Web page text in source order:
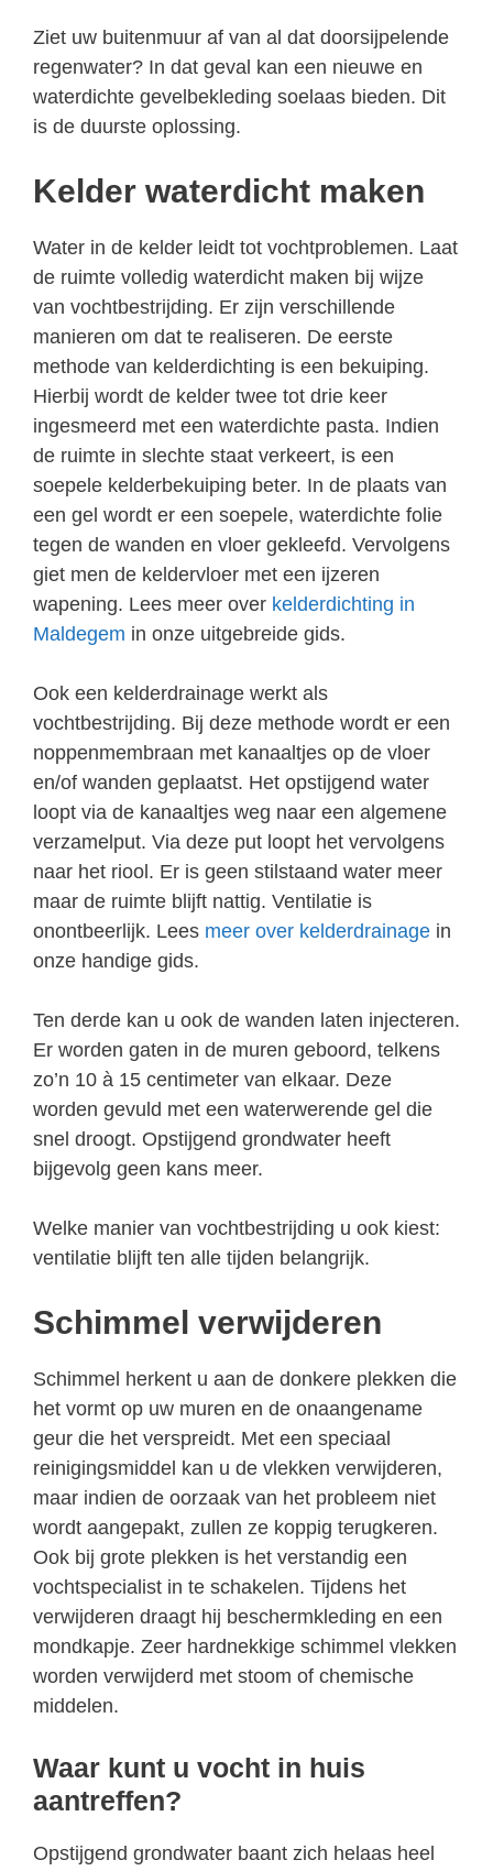
Ziet uw buitenmuur af van al dat doorsijpelende
regenwater? In dat geval kan een nieuwe en
waterdichte gevelbekleding soelaas bieden. Dit
is de duurste oplossing.
Kelder waterdicht maken
Water in de kelder leidt tot vochtproblemen. Laat
de ruimte volledig waterdicht maken bij wijze
van vochtbestrijding. Er zijn verschillende
manieren om dat te realiseren. De eerste
methode van kelderdichting is een bekuiping.
Hierbij wordt de kelder twee tot drie keer
ingesmeerd met een waterdichte pasta. Indien
de ruimte in slechte staat verkeert, is een
soepele kelderbekuiping beter. In de plaats van
een gel wordt er een soepele, waterdichte folie
tegen de wanden en vloer gekleefd. Vervolgens
giet men de keldervloer met een ijzeren
wapening. Lees meer over kelderdichting in
Maldegem in onze uitgebreide gids.
Ook een kelderdrainage werkt als
vochtbestrijding. Bij deze methode wordt er een
noppenmembraan met kanaaltjes op de vloer
en/of wanden geplaatst. Het opstijgend water
loopt via de kanaaltjes weg naar een algemene
verzamelput. Via deze put loopt het vervolgens
naar het riool. Er is geen stilstaand water meer
maar de ruimte blijft nattig. Ventilatie is
onontbeerlijk. Lees meer over kelderdrainage in
onze handige gids.
Ten derde kan u ook de wanden laten injecteren.
Er worden gaten in de muren geboord, telkens
zo’n 10 à 15 centimeter van elkaar. Deze
worden gevuld met een waterwerende gel die
snel droogt. Opstijgend grondwater heeft
bijgevolg geen kans meer.
Welke manier van vochtbestrijding u ook kiest:
ventilatie blijft ten alle tijden belangrijk.
Schimmel verwijderen
Schimmel herkent u aan de donkere plekken die
het vormt op uw muren en de onaangename
geur die het verspreidt. Met een speciaal
reinigingsmiddel kan u de vlekken verwijderen,
maar indien de oorzaak van het probleem niet
wordt aangepakt, zullen ze koppig terugkeren.
Ook bij grote plekken is het verstandig een
vochtspecialist in te schakelen. Tijdens het
verwijderen draagt hij beschermkleding en een
mondkapje. Zeer hardnekkige schimmel vlekken
worden verwijderd met stoom of chemische
middelen.
Waar kunt u vocht in huis
aantreffen?
Opstijgend grondwater baant zich helaas heel